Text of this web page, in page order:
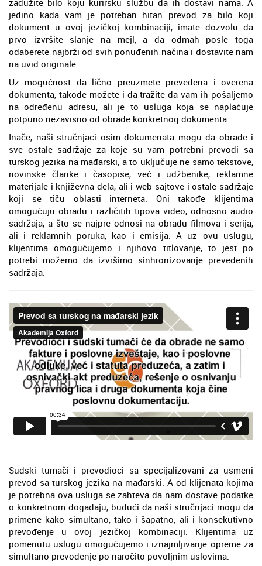
jedino kada vam je potreban hitan prevod za bilo koji
dokument u ovoj jezičkoj kombinaciji, imate dozvolu da
prvo izvršite slanje na mejl, a da odmah posle toga
odaberete najbrži od svih ponuđenih načina i dostavite nam
na uvid originale.
Uz mogućnost da lično preuzmete prevedena i overena
dokumenta, takođe možete i da tražite da vam ih pošaljemo
na određenu adresu, ali je to usluga koja se naplaćuje
potpuno nezavisno od obrade konkretnog dokumenta.
Inače, naši stručnjaci osim dokumenata mogu da obrade i
sve ostale sadržaje za koje su vam potrebni prevodi sa
turskog jezika na mađarski, a to uključuje ne samo tekstove,
novinske članke i časopise, već i udžbenike, reklamne
materijale i književna dela, ali i web sajtove i ostale sadržaje
koji se tiču oblasti interneta. Oni takođe klijentima
omogućuju obradu i različitih tipova video, odnosno audio
sadržaja, a što se najpre odnosi na obradu filmova i serija,
ali i reklamnih poruka, kao i emisija. A uz ovu uslugu,
klijentima omogućujemo i njihovo titlovanje, to jest po
potrebi možemo da izvršimo sinhronizovanje prevedenih
sadržaja.
Sudski tumači i prevodioci sa specijalizovani za usmeni
prevod sa turskog jezika na mađarski. A od klijenata kojima
je potrebna ova usluga se zahteva da nam dostave podatke
o konkretnom događaju, budući da naši stručnjaci mogu da
primene kako simultano, tako i šapatno, ali i konsekutivno
prevođenje u ovoj jezičkoj kombinaciji. Klijentima uz
pomenutu uslugu omogućujemo i iznajmljivanje opreme za
simultano prevođenje po naročito povoljnim uslovima.